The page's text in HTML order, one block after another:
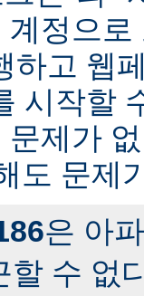
계정으
하고 웹
시작할
문제가
도 문제
은 아
할 수 없